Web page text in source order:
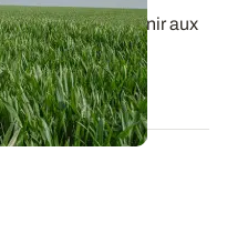
d’azote à fournir aux